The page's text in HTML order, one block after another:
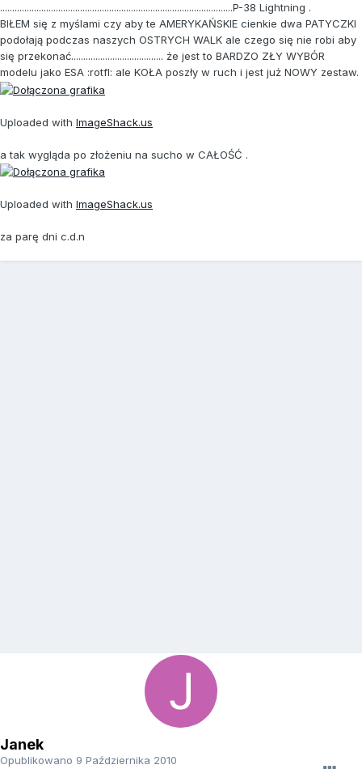
................................................................................................P-38 Lightning .
BIŁEM się z myślami czy aby te AMERYKAŃSKIE cienkie dwa PATYCZKI
podołają podczas naszych OSTRYCH WALK ale czego się nie robi aby
się przekonać...................................... że jest to BARDZO ZŁY WYBÓR
modelu jako ESA :rotfl: ale KOŁA poszły w ruch i jest już NOWY zestaw.
Uploaded with ImageShack.us
a tak wygląda po złożeniu na sucho w CAŁOŚĆ .
Uploaded with ImageShack.us
za parę dni c.d.n
Janek
Opublikowano 9 Października 2010